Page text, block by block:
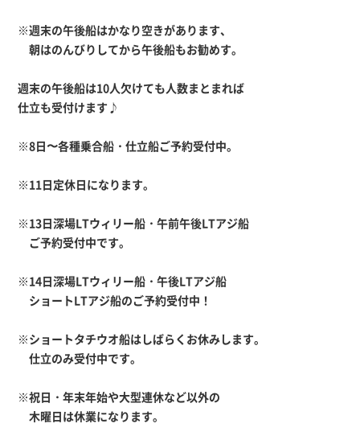
※週末の午後船はかなり空きがあります、
朝はのんびりしてから午後船もお勧めす。
週末の午後船は10人欠けても人数まとまれば
仕立も受付けます♪
※8日〜各種乗合船・仕立船ご予約受付中。
※11日定休日になります。
※13日深場LTウィリー船・午前午後LTアジ船
ご予約受付中です。
※14日深場LTウィリー船・午後LTアジ船
ショートLTアジ船のご予約受付中！
※ショートタチウオ船はしばらくお休みします。
仕立のみ受付中です。
※祝日・年末年始や大型連休など以外の
木曜日は休業になります。